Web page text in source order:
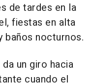
de tardes en la
fiestas en alta
baños nocturnos.
un giro hacia
cuando el